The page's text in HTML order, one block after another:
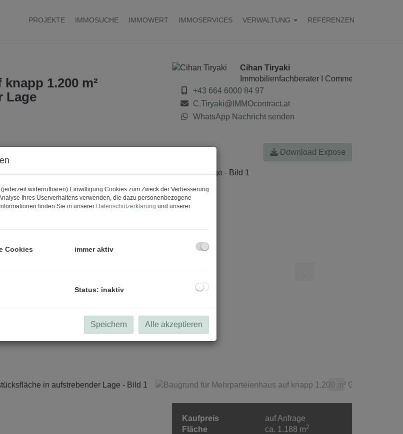
PROJEKTE IMMOSUCHE IMMOWERT IMMOSERVICES VERWALTUNG REFERENZEN
1.200 m²
Lage
Cihan Tiryaki
Immobilienfachberater I Commercial Real
+43 664 6000 84 97
C.Tiryaki@IMMOcontract.at
WhatsApp Nachricht senden
Download Expose
Kaufpreis
auf Anfrage
Fläche
ca. 1.188 m2
widerrufbaren) Einwilligung Cookies zum Zweck der Verbesserung
Ihres Userverhaltens verwenden, die dazu personenbezogene
finden Sie in unserer Datenschutzerklärung und unserer
Cookies immer aktiv
Status: inaktiv
Speichern Alle akzeptieren